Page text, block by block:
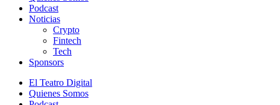
Podcast
Noticias
Crypto
Fintech
Tech
Sponsors
El Teatro Digital
Quienes Somos